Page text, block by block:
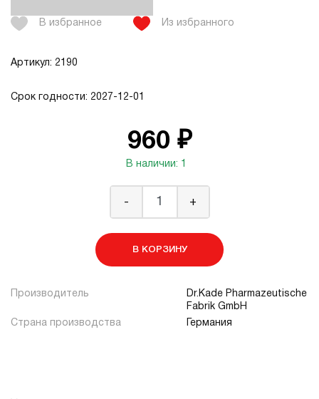
В избранное Из избранного
Артикул: 2190
Срок годности: 2027-12-01
960 ₽
В наличии: 1
- +
В КОРЗИНУ
Производитель
Dr.Kade Pharmazeutische
Fabrik GmbH
Страна производства
Германия